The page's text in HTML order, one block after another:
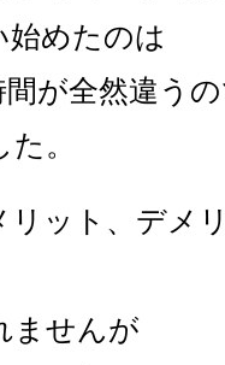
始めたのは
が全然違う
。
リット、デメ
ませんが